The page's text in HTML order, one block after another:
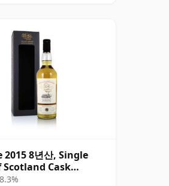
2015 8년산, Single
Cask